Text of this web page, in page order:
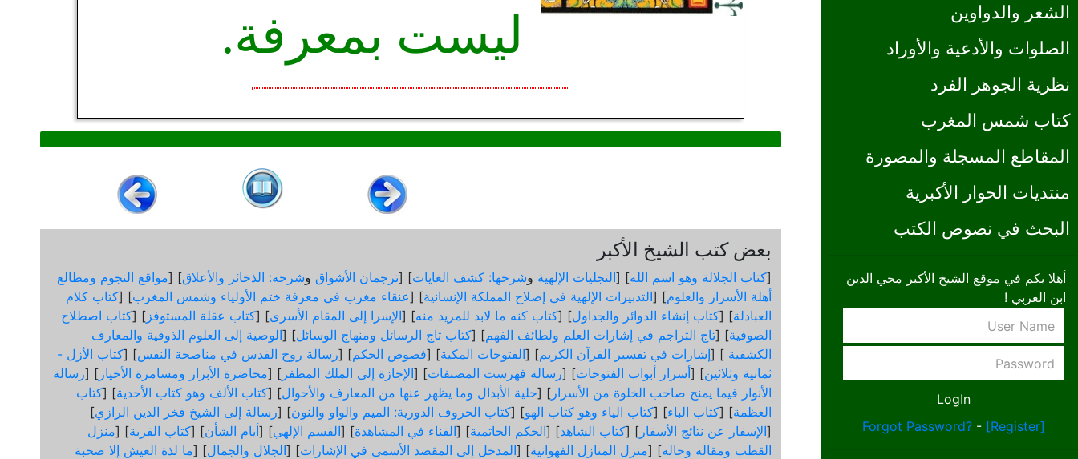
الشعر والدواوين
الصلوات والأدعية والأوراد
نظرية الجوهر الفرد
كتاب شمس المغرب
المقاطع المسجلة والمصورة
منتديات الحوار الأكبرية
البحث في نصوص الكتب
أهلا بكم في موقع الشيخ الأكبر محي الدين
ابن العربي !
Forgot Password? - [Register]
ليست بمعرفة.
بعض كتب الشيخ الأكبر
[كتاب الجلالة وهو اسم الله] [التجليات الإلهية وشرحها: كشف الغايات] [ترجمان الأشواق وشرحه: الذخائر والأعلاق] [مواقع النجوم ومطالع
أهلة الأسرار والعلوم] [التدبيرات الإلهية في إصلاح المملكة الإنسانية] [عنقاء مغرب في معرفة ختم الأولياء وشمس المغرب] [كتاب كلام
العبادلة] [كتاب إنشاء الدوائر والجداول] [كتاب كنه ما لابد للمريد منه] [الإسرا إلى المقام الأسرى] [كتاب عقلة المستوفز ] [كتاب اصطلاح
الصوفية] [تاج التراجم في إشارات العلم ولطائف الفهم] [كتاب تاج الرسائل ومنهاج الوسائل] [الوصية إلى العلوم الذوقية والمعارف
الكشفية ] [إشارات في تفسير القرآن الكريم] [الفتوحات المكية] [فصوص الحكم] [رسالة روح القدس في مناصحة النفس] [كتاب الأزل -
ثمانية وثلاثين] [أسرار أبواب الفتوحات] [رسالة فهرست المصنفات] [الإجازة إلى الملك المظفر ] [محاضرة الأبرار ومسامرة الأخيار ] [رسالة
الأنوار فيما يمنح صاحب الخلوة من الأسرار ] [حلية الأبدال وما يظهر عنها من المعارف والأحوال] [كتاب الألف وهو كتاب الأحدية] [كتاب
العظمة] [كتاب الباء] [كتاب الياء وهو كتاب الهو] [كتاب الحروف الدورية: الميم والواو والنون] [رسالة إلى الشيخ فخر الدين الرازي]
[الإسفار عن نتائج الأسفار ] [كتاب الشاهد] [الحكم الحاتمية] [الفناء في المشاهدة] [القسم الإلهي] [أيام الشأن] [كتاب القربة] [منزل
القطب ومقاله وحاله] [منزل المنازل الفهوانية] [المدخل إلى المقصد الأسمى في الإشارات] [الجلال والجمال] [ما لذة العيش إلا صحبة